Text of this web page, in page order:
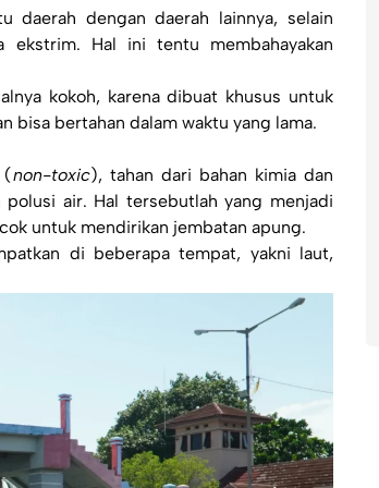
daerah dengan daerah lainnya, selain
ekstrim. Hal ini tentu membahayakan
kokoh, karena dibuat khusus untuk
bisa bertahan dalam waktu yang lama.
(non-toxic), tahan dari bahan kimia dan
air. Hal tersebutlah yang menjadi
untuk mendirikan jembatan apung.
di beberapa tempat, yakni laut,